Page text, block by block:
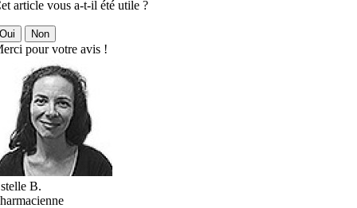
article vous a-t-il été utile ?
Non
pour votre avis !
B.